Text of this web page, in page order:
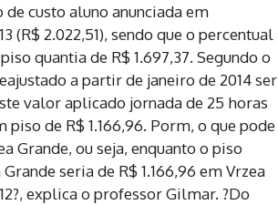
custo aluno anunciada em
(R$ 2.022,51), sendo que o percentual
quantia de R$ 1.697,37. Segundo o
a partir de janeiro de 2014 ser
valor aplicado jornada de 25 horas
de R$ 1.166,96. Porm, o que pode
Grande, ou seja, enquanto o piso
seria de R$ 1.166,96 em Vrzea
explica o professor Gilmar. ?Do